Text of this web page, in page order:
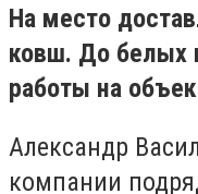
На место
ковш. До белых
работы на
Александр
компании